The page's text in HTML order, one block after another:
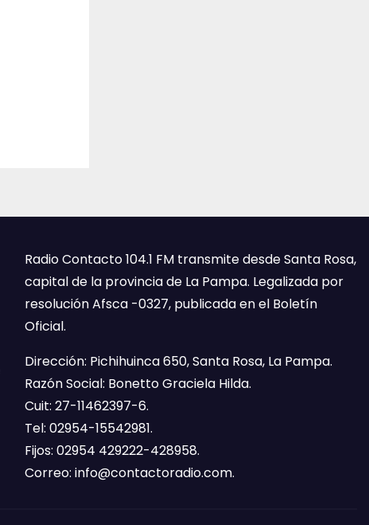
Radio Contacto 104.1 FM transmite desde Santa Rosa,
capital de la provincia de La Pampa. Legalizada por
resolución Afsca -0327, publicada en el Boletín
Oficial.
Dirección: Pichihuinca 650, Santa Rosa, La Pampa.
Razón Social: Bonetto Graciela Hilda.
Cuit: 27-11462397-6.
Tel: 02954-15542981.
Fijos: 02954 429222-428958.
Correo: info@contactoradio.com.